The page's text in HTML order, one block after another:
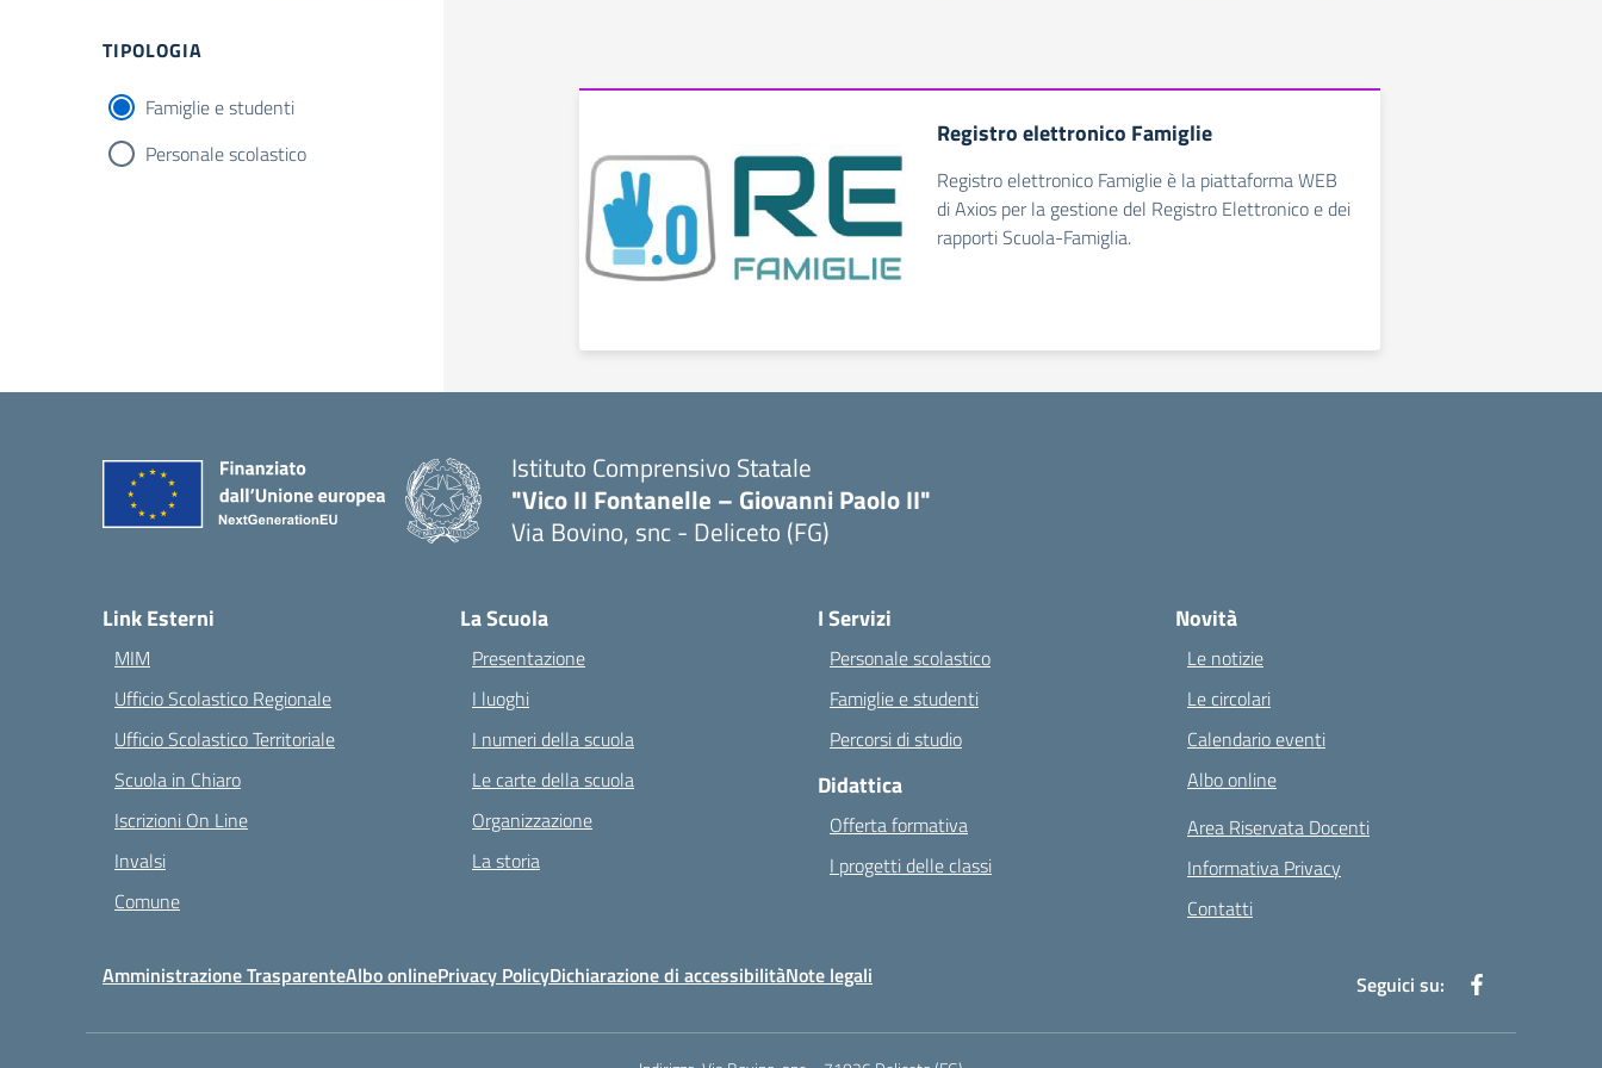
Filtri
TIPOLOGIA
Famiglie e studenti
Personale scolastico
Registro elettronico Famiglie
Registro elettronico Famiglie è la piattaforma WEB
di Axios per la gestione del Registro Elettronico e dei
rapporti Scuola-Famiglia.
Istituto Comprensivo Statale
"Vico II Fontanelle – Giovanni Paolo II"
Via Bovino, snc - Deliceto (FG)
Link Esterni
MIM
Ufficio Scolastico Regionale
Ufficio Scolastico Territoriale
Scuola in Chiaro
Iscrizioni On Line
Invalsi
Comune
La Scuola
Presentazione
I luoghi
I numeri della scuola
Le carte della scuola
Organizzazione
La storia
I Servizi
Personale scolastico
Famiglie e studenti
Percorsi di studio
Didattica
Offerta formativa
I progetti delle classi
Novità
Le notizie
Le circolari
Calendario eventi
Albo online
Area Riservata Docenti
Informativa Privacy
Contatti
Amministrazione TrasparenteAlbo onlinePrivacy PolicyDichiarazione di accessibilitàNote legali Seguici su: